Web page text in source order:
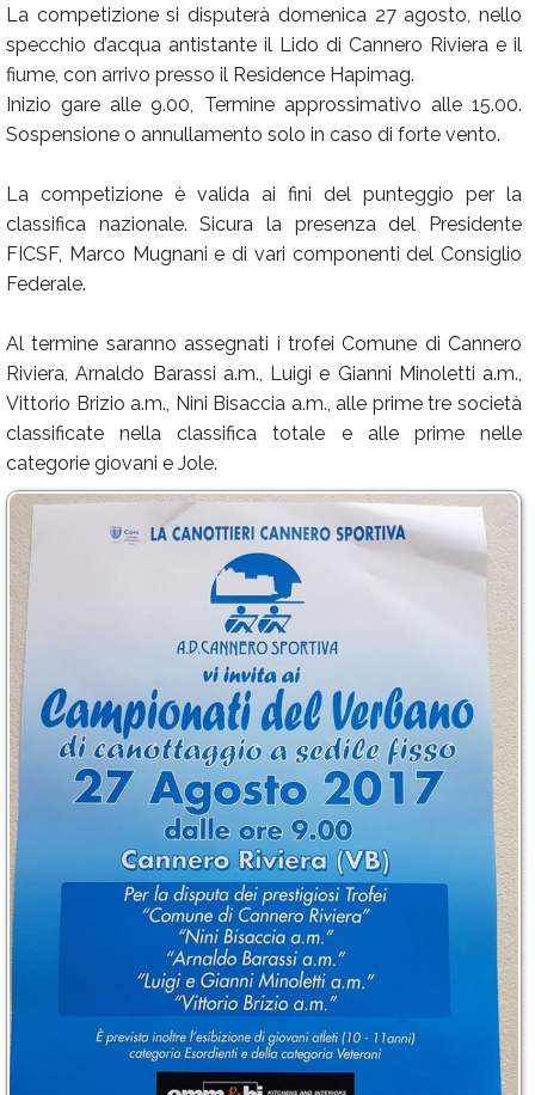
La competizione si disputerà domenica 27 agosto, nello
specchio d’acqua antistante il Lido di Cannero Riviera e il
fiume, con arrivo presso il Residence Hapimag.
Inizio gare alle 9.00, Termine approssimativo alle 15.00.
Sospensione o annullamento solo in caso di forte vento.
La competizione è valida ai fini del punteggio per la
classifica nazionale. Sicura la presenza del Presidente
FICSF, Marco Mugnani e di vari componenti del Consiglio
Federale.
Al termine saranno assegnati i trofei Comune di Cannero
Riviera, Arnaldo Barassi a.m., Luigi e Gianni Minoletti a.m.,
Vittorio Brizio a.m., Nini Bisaccia a.m., alle prime tre società
classificate nella classifica totale e alle prime nelle
categorie giovani e Jole.